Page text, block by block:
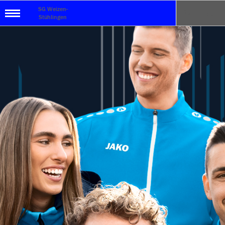
SG Weizen-
Stühlingen